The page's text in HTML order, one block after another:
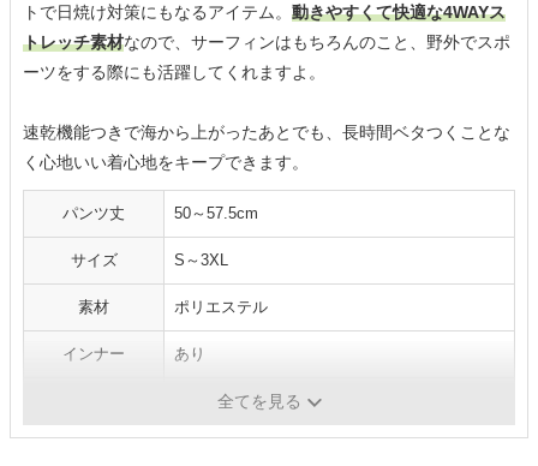
トで日焼け対策にもなるアイテム。 動きやすくて快適な4WAYス
トレッチ素材なので、サーフィンはもちろんのこと、野外でスポ
ーツをする際にも活躍してくれますよ。
速乾機能つきで海から上がったあとでも、長時間ベタつくことな
く心地いい着心地をキープできます。
パンツ丈 50～57.5cm
サイズ S～3XL
素材 ポリエステル
インナー あり
全てを見る